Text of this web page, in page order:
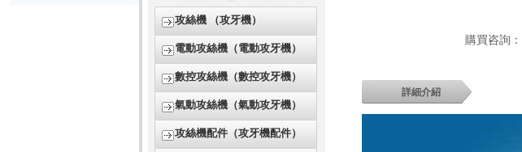
攻絲機 （攻牙機）
電動攻絲機（電動攻牙機）
數控攻絲機（數控攻牙機）
氣動攻絲機（氣動攻牙機）
攻絲機配件（攻牙機配件）
購買咨詢：
詳細介紹